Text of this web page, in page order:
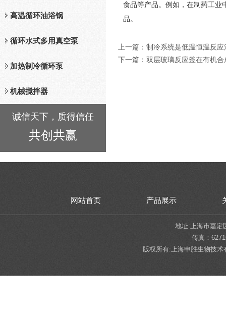
食品等产品。例如，在制药工业
品。
上一篇： 制冷系统是低温恒温反
下一篇： 双层玻璃反应釜在有机合
高温循环油浴锅
循环水式多用真空泵
加热制冷循环泵
机械搅拌器
诚信天下，质得信任
共创共赢
网站首页 产品展示
地址:上海市嘉定
传真：
版权所有:上海申胜生物技